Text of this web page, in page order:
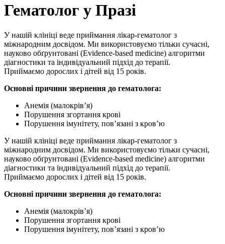
Гематолог у Празі
У нашій клініці веде приймання лікар-гематолог з
міжнародним досвідом. Ми використовуємо тільки сучасні,
науково обґрунтовані (Evidence-based medicine) алгоритми
діагностики та індивідуальний підхід до терапії.
Приймаємо дорослих і дітей від 15 років.
Основні причини звернення до гематолога:
Анемія (малокрів’я)
Порушення згортання крові
Порушення імунітету, пов’язані з кров’ю
У нашій клініці веде приймання лікар-гематолог з
міжнародним досвідом. Ми використовуємо тільки сучасні,
науково обґрунтовані (Evidence-based medicine) алгоритми
діагностики та індивідуальний підхід до терапії.
Приймаємо дорослих і дітей від 15 років.
Основні причини звернення до гематолога:
Анемія (малокрів’я)
Порушення згортання крові
Порушення імунітету, пов’язані з кров’ю